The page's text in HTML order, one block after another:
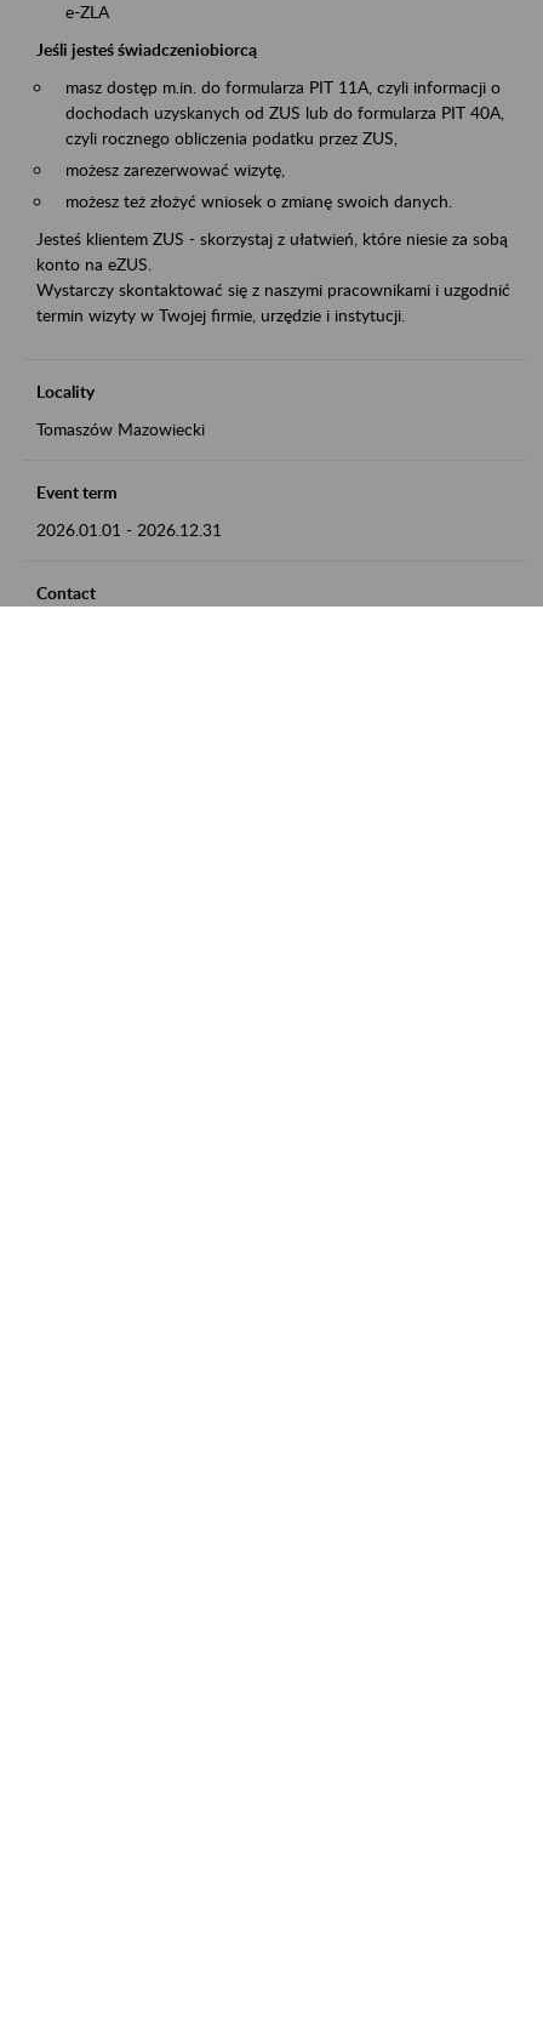
e-ZLA
Jeśli jesteś świadczeniobiorcą
masz dostęp m.in. do formularza PIT 11A, czyli informacji o
dochodach uzyskanych od ZUS lub do formularza PIT 40A,
czyli rocznego obliczenia podatku przez ZUS,
możesz zarezerwować wizytę,
możesz też złożyć wniosek o zmianę swoich danych.
Jesteś klientem ZUS - skorzystaj z ułatwień, które niesie za sobą
konto na eZUS.
Wystarczy skontaktować się z naszymi pracownikami i uzgodnić
termin wizyty w Twojej firmie, urzędzie i instytucji.
Locality
Tomaszów Mazowiecki
Event term
2026.01.01 - 2026.12.31
Contact